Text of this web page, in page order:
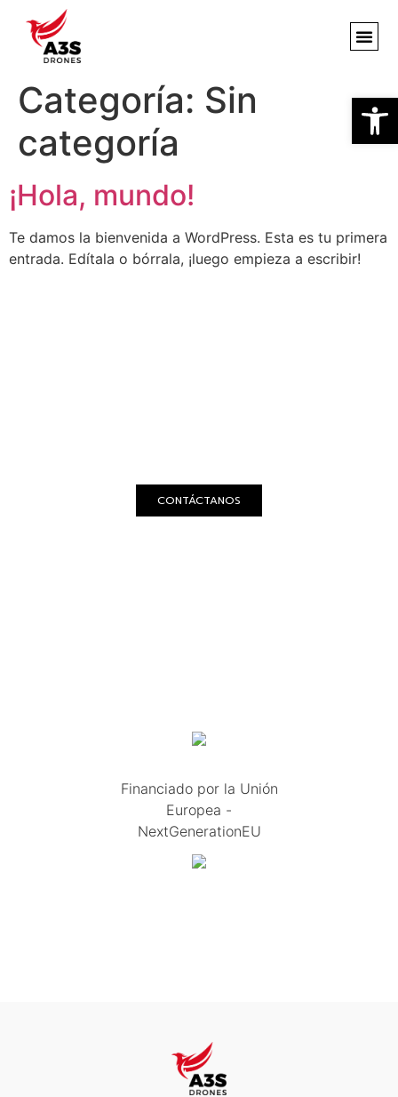
Abrir
Categoría: Sin
categoría
¡Hola, mundo!
Te damos la bienvenida a WordPress. Esta es tu primera
entrada. Edítala o bórrala, ¡luego empieza a escribir!
CONTÁCTANOS
Financiado por la Unión
Europea -
NextGenerationEU